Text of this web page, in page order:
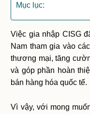
Mục lục:
Việc gia nhập CISG
Nam tham gia vào
thương mại, tăng
và góp phần hoàn
bán hàng hóa quốc tế.
Vì vậy, với mong